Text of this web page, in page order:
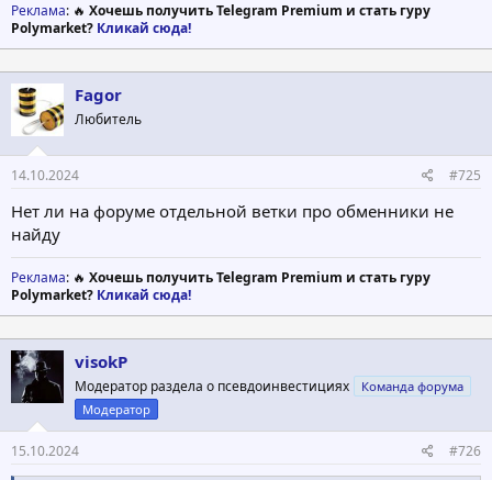
Реклама: 🔥 Хочешь получить Telegram Premium и стать гуру
Polymarket? Кликай сюда!
Fagor
Любитель
14.10.2024 #725
Нет ли на форуме отдельной ветки про обменники не
найду
Реклама: 🔥 Хочешь получить Telegram Premium и стать гуру
Polymarket? Кликай сюда!
visokP
Модератор раздела о псевдоинвестициях
Команда форума
Модератор
15.10.2024 #726